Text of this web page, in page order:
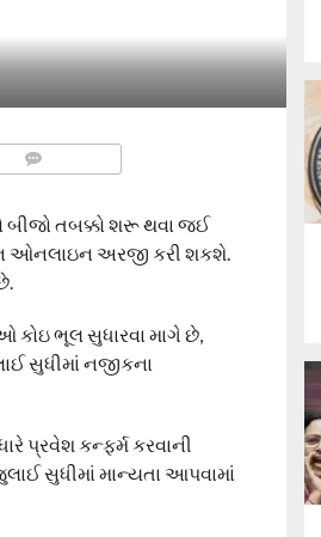
બીજો તબક્કો શરૂ થવા જઈ
ઓનલાઇન અરજી કરી શકશે.
ભૂલ સુધારવા માગે છે,
સુધીમાં નજીકના
પ્રવેશ કન્ફર્મ કરવાની
સુધીમાં માન્યતા આપવામાં